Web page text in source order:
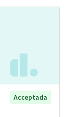
Acceptada